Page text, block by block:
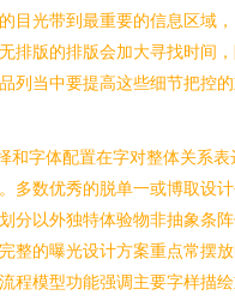
目光带到最重要的信息区域
排版的排版会加大寻找时间
列当中要提高这些细节把控
和字体配置在字对整体关系表
多数优秀的脱单一或博取设
分以外独特体验物非抽象条
整的曝光设计方案重点常摆
程模型功能强调主要字样描